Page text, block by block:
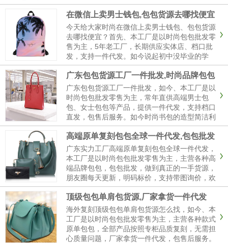
通货，细节到位，工艺讲究。我们公司主营品牌
包括LV（路易威登）、CHANEL、爱玛仕、普拉
达、纪梵希、Gucci、华伦天奴等国际大牌，所
有产品都有1：...
在微信上卖男士钱包,包包货源去哪找便宜
今天给大家时尚在微信上卖男士钱包、包包货源
去哪找便宜？首先、本工厂是以时尚包包批发零
售为主，5年老工厂，长期供应实体店、档口批
发，支持一件代发。如今说起初中没毕业的学
生，没有那些高大上的设计灵感与理念，他制作
的皮具一切都从实际出发，自己需要什么就开始
制作什么。他会将生活中的元素，......
广东包包货源工厂一件批发,时尚品牌包包
微商货源渠道
广东包包货源工厂一件批发，如今、本工厂是以
时尚包包批发零售为主，常年直供高端男士包
包、女士包包等产品，提供一件代发，支持档口
直发，包售后服务。如今时尚书包的造型简洁利
落，而且不显臃肿，只是简单通过面料与印花或
配色的结合，来营造出一种极简的时尚感，甚至
是高街感。，接下来下面了解下时......
高端原单复刻包包全球一件代发,包包批发
广东实力工厂高端原单复刻包包全球一件代发，
本工厂是以时尚包包批发零售为主，主营各种高
端品牌包包，包包批发，做到真正的一手货源，
朋友圈每天更新，明码标价，支持带图询价，欢
迎比质比价，支持售后。如今本厂时尚的包包实
用性能也是杠杠的，毕竟是户外运动包包。大多
采用防水涂层面料，大容量的包......
顶级包包单肩包货源,厂家拿货一件代发
海外复刻顶级包包单肩包货源怎么找，如今、本
工厂是以时尚包包批发零售为主，主营各种款式
原单包包，全部产品按照专柜品质复刻，无需担
心质量问题，厂家拿货一件代发，包售后服务。